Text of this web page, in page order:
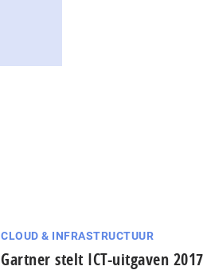
CLOUD & INFRASTRUCTUUR
Gartner stelt ICT-uitgaven